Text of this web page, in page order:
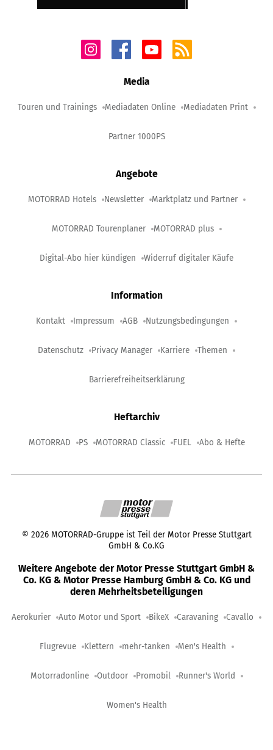
Media
Touren und Trainings Mediadaten Online Mediadaten Print
Partner 1000PS
Angebote
MOTORRAD Hotels Newsletter Marktplatz und Partner
MOTORRAD Tourenplaner MOTORRAD plus
Digital-Abo hier kündigen Widerruf digitaler Käufe
Information
Kontakt Impressum AGB Nutzungsbedingungen
Datenschutz Privacy Manager Karriere Themen
Barrierefreiheitserklärung
Heftarchiv
MOTORRAD PS MOTORRAD Classic FUEL Abo & Hefte
© 2026 MOTORRAD-Gruppe ist Teil der Motor Presse Stuttgart
GmbH & Co.KG
Weitere Angebote der Motor Presse Stuttgart GmbH &
Co. KG & Motor Presse Hamburg GmbH & Co. KG und
deren Mehrheitsbeteiligungen
Aerokurier Auto Motor und Sport BikeX Caravaning Cavallo
Flugrevue Klettern mehr-tanken Men's Health
Motorradonline Outdoor Promobil Runner's World
Women's Health